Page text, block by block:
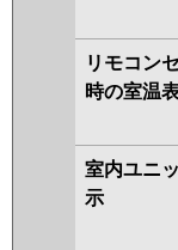
リモコン
時の室温
室内ユニ
示